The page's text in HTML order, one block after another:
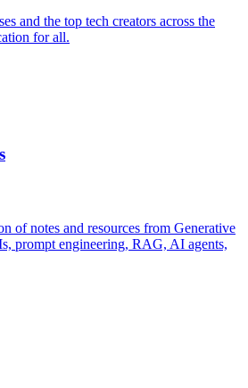
and the top tech creators across the
for all.
of notes and resources from Generative
prompt engineering, RAG, AI agents,